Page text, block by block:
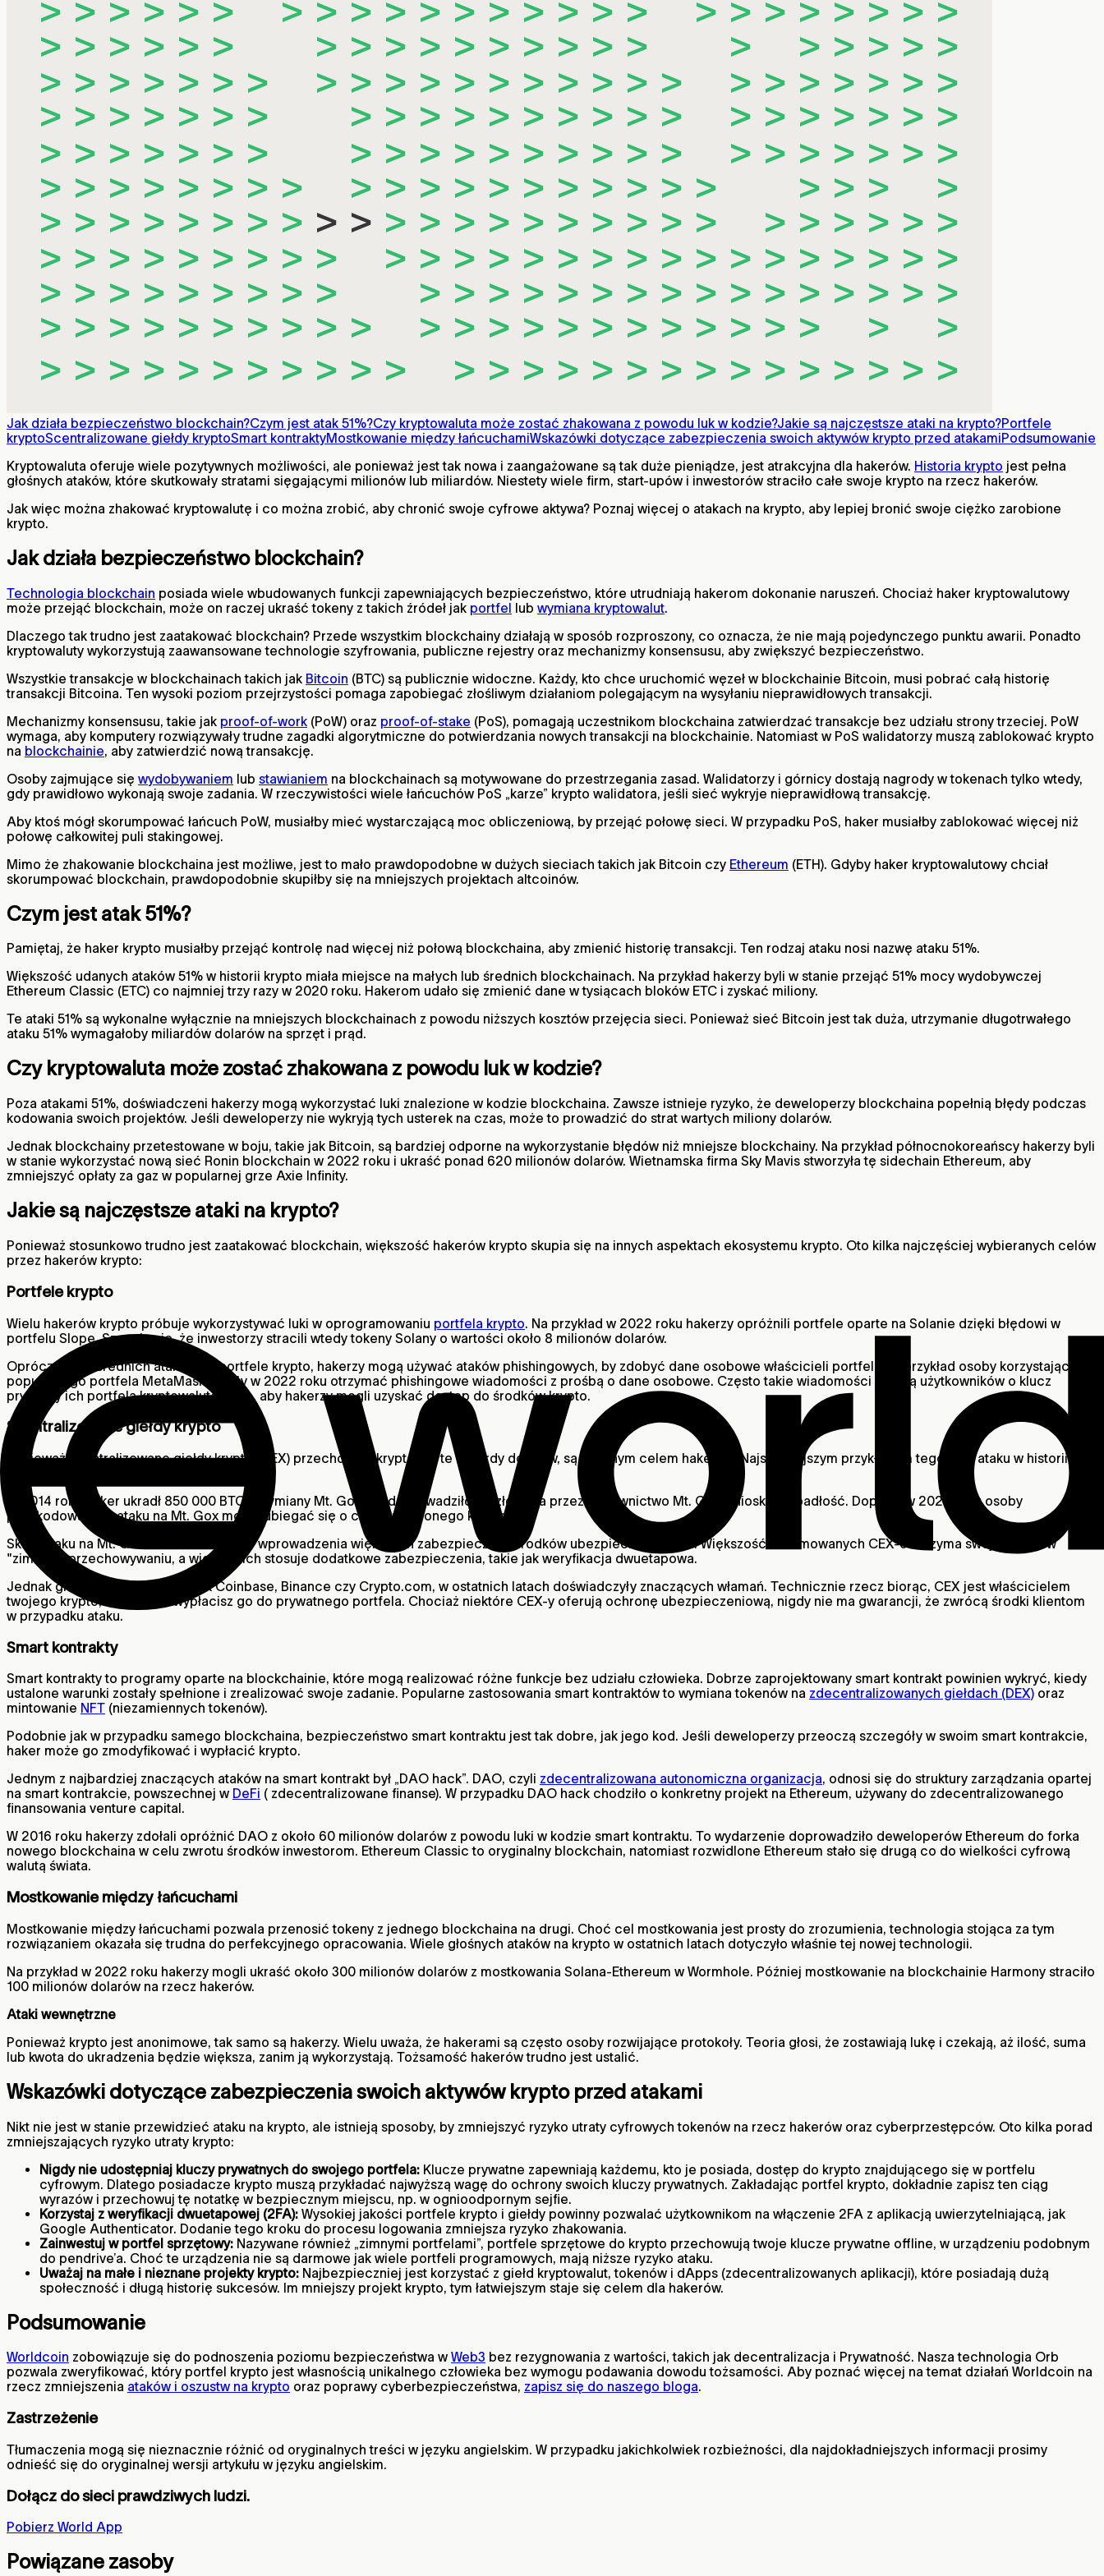
Jak działa bezpieczeństwo blockchain?Czym jest atak 51%?Czy kryptowaluta może zostać zhakowana z powodu luk w kodzie?Jakie są najczęstsze ataki na krypto?Portfele
kryptoScentralizowane giełdy kryptoSmart kontraktyMostkowanie między łańcuchamiWskazówki dotyczące zabezpieczenia swoich aktywów krypto przed atakamiPodsumowanie
Kryptowaluta oferuje wiele pozytywnych możliwości, ale ponieważ jest tak nowa i zaangażowane są tak duże pieniądze, jest atrakcyjna dla hakerów. Historia krypto jest pełna
głośnych ataków, które skutkowały stratami sięgającymi milionów lub miliardów. Niestety wiele firm, start-upów i inwestorów straciło całe swoje krypto na rzecz hakerów.
Jak więc można zhakować kryptowalutę i co można zrobić, aby chronić swoje cyfrowe aktywa? Poznaj więcej o atakach na krypto, aby lepiej bronić swoje ciężko zarobione
krypto.
Jak działa bezpieczeństwo blockchain?
Technologia blockchain posiada wiele wbudowanych funkcji zapewniających bezpieczeństwo, które utrudniają hakerom dokonanie naruszeń. Chociaż haker kryptowalutowy
może przejąć blockchain, może on raczej ukraść tokeny z takich źródeł jak portfel lub wymiana kryptowalut.
Dlaczego tak trudno jest zaatakować blockchain? Przede wszystkim blockchainy działają w sposób rozproszony, co oznacza, że nie mają pojedynczego punktu awarii. Ponadto
kryptowaluty wykorzystują zaawansowane technologie szyfrowania, publiczne rejestry oraz mechanizmy konsensusu, aby zwiększyć bezpieczeństwo.
Wszystkie transakcje w blockchainach takich jak Bitcoin (BTC) są publicznie widoczne. Każdy, kto chce uruchomić węzeł w blockchainie Bitcoin, musi pobrać całą historię
transakcji Bitcoina. Ten wysoki poziom przejrzystości pomaga zapobiegać złośliwym działaniom polegającym na wysyłaniu nieprawidłowych transakcji.
Mechanizmy konsensusu, takie jak proof-of-work (PoW) oraz proof-of-stake (PoS), pomagają uczestnikom blockchaina zatwierdzać transakcje bez udziału strony trzeciej. PoW
wymaga, aby komputery rozwiązywały trudne zagadki algorytmiczne do potwierdzania nowych transakcji na blockchainie. Natomiast w PoS walidatorzy muszą zablokować krypto
na blockchainie, aby zatwierdzić nową transakcję.
Osoby zajmujące się wydobywaniem lub stawianiem na blockchainach są motywowane do przestrzegania zasad. Walidatorzy i górnicy dostają nagrody w tokenach tylko wtedy,
gdy prawidłowo wykonają swoje zadania. W rzeczywistości wiele łańcuchów PoS „karze” krypto walidatora, jeśli sieć wykryje nieprawidłową transakcję.
Aby ktoś mógł skorumpować łańcuch PoW, musiałby mieć wystarczającą moc obliczeniową, by przejąć połowę sieci. W przypadku PoS, haker musiałby zablokować więcej niż
połowę całkowitej puli stakingowej.
Mimo że zhakowanie blockchaina jest możliwe, jest to mało prawdopodobne w dużych sieciach takich jak Bitcoin czy Ethereum (ETH). Gdyby haker kryptowalutowy chciał
skorumpować blockchain, prawdopodobnie skupiłby się na mniejszych projektach altcoinów.
Czym jest atak 51%?
Pamiętaj, że haker krypto musiałby przejąć kontrolę nad więcej niż połową blockchaina, aby zmienić historię transakcji. Ten rodzaj ataku nosi nazwę ataku 51%.
Większość udanych ataków 51% w historii krypto miała miejsce na małych lub średnich blockchainach. Na przykład hakerzy byli w stanie przejąć 51% mocy wydobywczej
Ethereum Classic (ETC) co najmniej trzy razy w 2020 roku. Hakerom udało się zmienić dane w tysiącach bloków ETC i zyskać miliony.
Te ataki 51% są wykonalne wyłącznie na mniejszych blockchainach z powodu niższych kosztów przejęcia sieci. Ponieważ sieć Bitcoin jest tak duża, utrzymanie długotrwałego
ataku 51% wymagałoby miliardów dolarów na sprzęt i prąd.
Czy kryptowaluta może zostać zhakowana z powodu luk w kodzie?
Poza atakami 51%, doświadczeni hakerzy mogą wykorzystać luki znalezione w kodzie blockchaina. Zawsze istnieje ryzyko, że deweloperzy blockchaina popełnią błędy podczas
kodowania swoich projektów. Jeśli deweloperzy nie wykryją tych usterek na czas, może to prowadzić do strat wartych miliony dolarów.
Jednak blockchainy przetestowane w boju, takie jak Bitcoin, są bardziej odporne na wykorzystanie błędów niż mniejsze blockchainy. Na przykład północnokoreańscy hakerzy byli
w stanie wykorzystać nową sieć Ronin blockchain w 2022 roku i ukraść ponad 620 milionów dolarów. Wietnamska firma Sky Mavis stworzyła tę sidechain Ethereum, aby
zmniejszyć opłaty za gaz w popularnej grze Axie Infinity.
Jakie są najczęstsze ataki na krypto?
Ponieważ stosunkowo trudno jest zaatakować blockchain, większość hakerów krypto skupia się na innych aspektach ekosystemu krypto. Oto kilka najczęściej wybieranych celów
przez hakerów krypto:
Portfele krypto
Wielu hakerów krypto próbuje wykorzystywać luki w oprogramowaniu portfela krypto. Na przykład w 2022 roku hakerzy opróżnili portfele oparte na Solanie dzięki błędowi w
portfelu Slope. Szacuje się, że inwestorzy stracili wtedy tokeny Solany o wartości około 8 milionów dolarów.
Oprócz bezpośrednich ataków na portfele krypto, hakerzy mogą używać ataków phishingowych, by zdobyć dane osobowe właścicieli portfeli. Na przykład osoby korzystające z
popularnego portfela MetaMask mogły w 2022 roku otrzymać phishingowe wiadomości z prośbą o dane osobowe. Często takie wiadomości proszą użytkowników o klucz
prywatny ich portfela kryptowalutowego, aby hakerzy mogli uzyskać dostęp do środków krypto.
Scentralizowane giełdy krypto
Ponieważ scentralizowane giełdy krypto (CEX) przechowują krypto warte miliardy dolarów, są głównym celem hakerów. Najsłynniejszym przykładem tego typu ataku w historii
W 2014 roku haker ukradł 850 000 BTC z wymiany Mt. Gox, co doprowadziło do złożenia przez kierownictwo Mt. Gox wniosku o upadłość. Dopiero w 2022 roku osoby
poszkodowane w ataku na Mt. Gox mogły ubiegać się o część utraconego krypto.
Skala ataku na Mt. Gox zmusiła CEX-y do wprowadzenia większych zabezpieczeń i środków ubezpieczeniowych. Większość renomowanych CEX-ów trzyma swoje krypto w
"zimnym" przechowywaniu, a wiele z nich stosuje dodatkowe zabezpieczenia, takie jak weryfikacja dwuetapowa.
Jednak główne wymiany, takie jak Coinbase, Binance czy Crypto.com, w ostatnich latach doświadczyły znaczących włamań. Technicznie rzecz biorąc, CEX jest właścicielem
twojego krypto, dopóki nie wypłacisz go do prywatnego portfela. Chociaż niektóre CEX-y oferują ochronę ubezpieczeniową, nigdy nie ma gwarancji, że zwrócą środki klientom
w przypadku ataku.
Smart kontrakty
Smart kontrakty to programy oparte na blockchainie, które mogą realizować różne funkcje bez udziału człowieka. Dobrze zaprojektowany smart kontrakt powinien wykryć, kiedy
ustalone warunki zostały spełnione i zrealizować swoje zadanie. Popularne zastosowania smart kontraktów to wymiana tokenów na zdecentralizowanych giełdach (DEX) oraz
mintowanie NFT (niezamiennych tokenów).
Podobnie jak w przypadku samego blockchaina, bezpieczeństwo smart kontraktu jest tak dobre, jak jego kod. Jeśli deweloperzy przeoczą szczegóły w swoim smart kontrakcie,
haker może go zmodyfikować i wypłacić krypto.
Jednym z najbardziej znaczących ataków na smart kontrakt był „DAO hack”. DAO, czyli zdecentralizowana autonomiczna organizacja, odnosi się do struktury zarządzania opartej
na smart kontrakcie, powszechnej w DeFi ( zdecentralizowane finanse). W przypadku DAO hack chodziło o konkretny projekt na Ethereum, używany do zdecentralizowanego
finansowania venture capital.
W 2016 roku hakerzy zdołali opróżnić DAO z około 60 milionów dolarów z powodu luki w kodzie smart kontraktu. To wydarzenie doprowadziło deweloperów Ethereum do forka
nowego blockchaina w celu zwrotu środków inwestorom. Ethereum Classic to oryginalny blockchain, natomiast rozwidlone Ethereum stało się drugą co do wielkości cyfrową
walutą świata.
Mostkowanie między łańcuchami
Mostkowanie między łańcuchami pozwala przenosić tokeny z jednego blockchaina na drugi. Choć cel mostkowania jest prosty do zrozumienia, technologia stojąca za tym
rozwiązaniem okazała się trudna do perfekcyjnego opracowania. Wiele głośnych ataków na krypto w ostatnich latach dotyczyło właśnie tej nowej technologii.
Na przykład w 2022 roku hakerzy mogli ukraść około 300 milionów dolarów z mostkowania Solana-Ethereum w Wormhole. Później mostkowanie na blockchainie Harmony straciło
100 milionów dolarów na rzecz hakerów.
Ataki wewnętrzne
Ponieważ krypto jest anonimowe, tak samo są hakerzy. Wielu uważa, że hakerami są często osoby rozwijające protokoły. Teoria głosi, że zostawiają lukę i czekają, aż ilość, suma
lub kwota do ukradzenia będzie większa, zanim ją wykorzystają. Tożsamość hakerów trudno jest ustalić.
Wskazówki dotyczące zabezpieczenia swoich aktywów krypto przed atakami
Nikt nie jest w stanie przewidzieć ataku na krypto, ale istnieją sposoby, by zmniejszyć ryzyko utraty cyfrowych tokenów na rzecz hakerów oraz cyberprzestępców. Oto kilka porad
zmniejszających ryzyko utraty krypto:
Nigdy nie udostępniaj kluczy prywatnych do swojego portfela: Klucze prywatne zapewniają każdemu, kto je posiada, dostęp do krypto znajdującego się w portfelu
cyfrowym. Dlatego posiadacze krypto muszą przykładać najwyższą wagę do ochrony swoich kluczy prywatnych. Zakładając portfel krypto, dokładnie zapisz ten ciąg
wyrazów i przechowuj tę notatkę w bezpiecznym miejscu, np. w ognioodpornym sejfie.
Korzystaj z weryfikacji dwuetapowej (2FA): Wysokiej jakości portfele krypto i giełdy powinny pozwalać użytkownikom na włączenie 2FA z aplikacją uwierzytelniającą, jak
Google Authenticator. Dodanie tego kroku do procesu logowania zmniejsza ryzyko zhakowania.
Zainwestuj w portfel sprzętowy: Nazywane również „zimnymi portfelami”, portfele sprzętowe do krypto przechowują twoje klucze prywatne offline, w urządzeniu podobnym
do pendrive’a. Choć te urządzenia nie są darmowe jak wiele portfeli programowych, mają niższe ryzyko ataku.
Uważaj na małe i nieznane projekty krypto: Najbezpieczniej jest korzystać z giełd kryptowalut, tokenów i dApps (zdecentralizowanych aplikacji), które posiadają dużą
społeczność i długą historię sukcesów. Im mniejszy projekt krypto, tym łatwiejszym staje się celem dla hakerów.
Podsumowanie
Worldcoin zobowiązuje się do podnoszenia poziomu bezpieczeństwa w Web3 bez rezygnowania z wartości, takich jak decentralizacja i Prywatność. Nasza technologia Orb
pozwala zweryfikować, który portfel krypto jest własnością unikalnego człowieka bez wymogu podawania dowodu tożsamości. Aby poznać więcej na temat działań Worldcoin na
rzecz zmniejszenia ataków i oszustw na krypto oraz poprawy cyberbezpieczeństwa, zapisz się do naszego bloga.
Zastrzeżenie
Tłumaczenia mogą się nieznacznie różnić od oryginalnych treści w języku angielskim. W przypadku jakichkolwiek rozbieżności, dla najdokładniejszych informacji prosimy
odnieść się do oryginalnej wersji artykułu w języku angielskim.
Dołącz do sieci prawdziwych ludzi.
Pobierz World App
Powiązane zasoby